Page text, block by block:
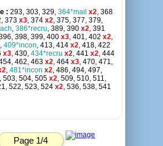
: 293, 303, 329, 364*mail x2, 368
373 x3, 374 x2, 375, 377, 379,
, 386*recru, 389, 390 x2, 391
398, 399, 400 x3, 401, 402 x2,
, 409*incon, 413, 414 x2, 418, 422
x3, 430, 434*recru x2, 441 x2, 444
462, 463 x2, 464 x3, 470, 471,
, 481*incon x2, 486, 494, 497,
, 503, 504, 505 x2, 509, 510, 511,
522, 523, 524 x2, 536, 538, 541
Page 1/4